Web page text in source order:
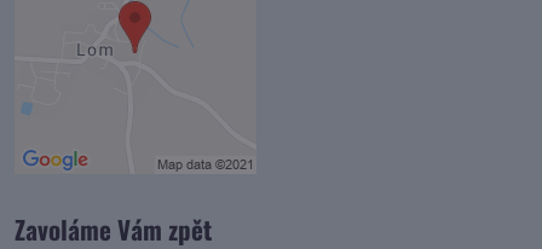
Zavoláme Vám zpět